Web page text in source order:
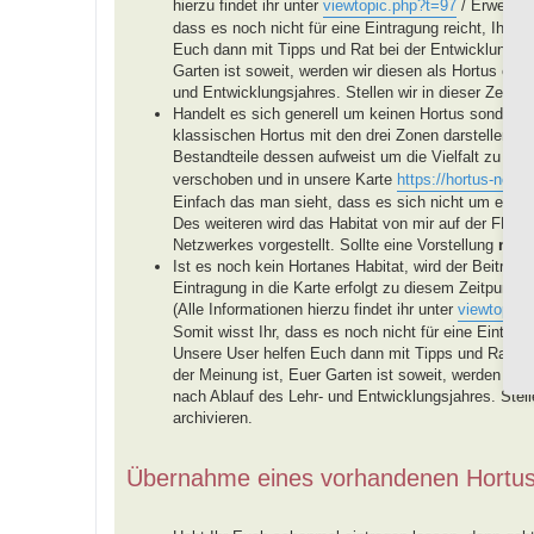
hierzu findet ihr unter viewtopic.php?t=97 /
dass es noch nicht für eine Eintragung reicht, Ihr
Euch dann mit Tipps und Rat bei der Entwicklung
Garten ist soweit, werden wir diesen als Hortus
und Entwicklungsjahres. Stellen wir in dieser Zeit
Handelt es sich generell um keinen Hortus sondern
klassischen Hortus mit den drei Zonen darstellen,
Bestandteile dessen aufweist um die Vielfalt zu
verschoben und in unsere Karte https://hortus-
Einfach das man sieht, dass es sich nicht um
Des weiteren wird das Habitat von mir auf der FB-
Netzwerkes vorgestellt. Sollte eine Vorstellung nicht
Ist es noch kein Hortanes Habitat, wird der Beitrag
Eintragung in die Karte erfolgt zu diesem Zeitpunkt
(Alle Informationen hierzu findet ihr unter
Somit wisst Ihr, dass es noch nicht für eine
Unsere User helfen Euch dann mit Tipps und Rat
der Meinung ist, Euer Garten ist soweit, werden wir
nach Ablauf des Lehr- und Entwicklungsjahres.
archivieren.
Übernahme eines vorhandenen